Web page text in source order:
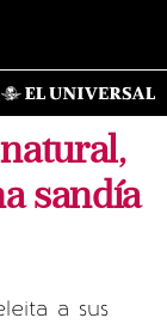
sandía
a sus